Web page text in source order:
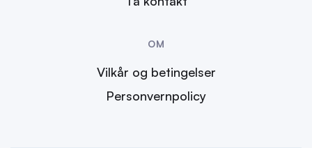
OM
Vilkår og betingelser
Personvernpolicy